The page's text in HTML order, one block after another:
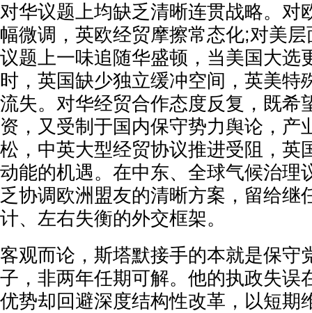
对华议题上均缺乏清晰连贯战略。对
幅微调，英欧经贸摩擦常态化;对美
议题上一味追随华盛顿，当美国大选
时，英国缺少独立缓冲空间，英美特
流失。对华经贸合作态度反复，既希
资，又受制于国内保守势力舆论，产
松，中英大型经贸协议推进受阻，英
动能的机遇。在中东、全球气候治理
乏协调欧洲盟友的清晰方案，留给继
计、左右失衡的外交框架。
客观而论，斯塔默接手的本就是保守
子，非两年任期可解。他的执政失误
优势却回避深度结构性改革，以短期